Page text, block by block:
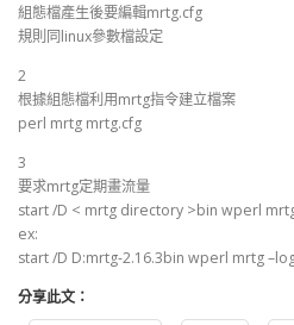
組態檔產生後要編輯mrtg.cfg
規則同linux參數檔設定
2
根據組態檔利用mrtg指令建立檔案
perl mrtg mrtg.cfg
3
要求mrtg定期畫流量
start /D < mrtg directory >bin wperl
ex:
start /D D:mrtg-2.16.3bin wperl mrtg
分享此文：